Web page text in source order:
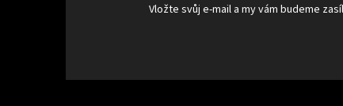
Vložte svůj e-mail a my vám budeme